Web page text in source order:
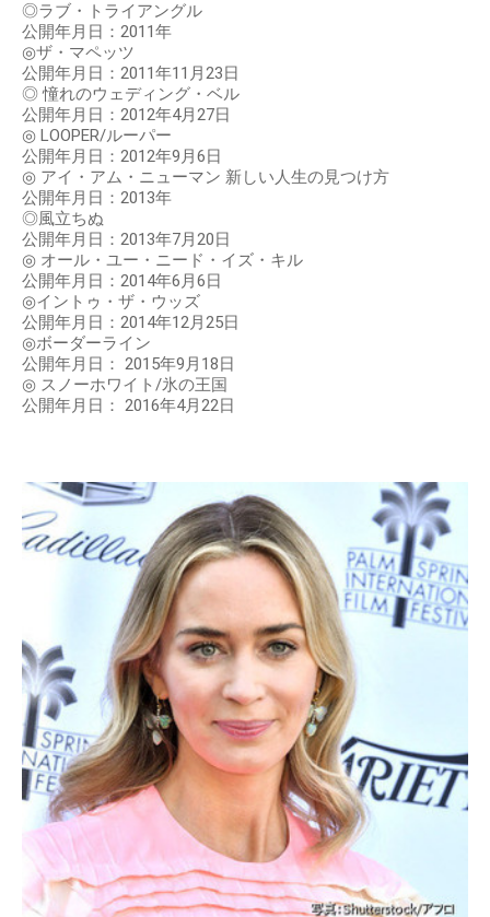
◎ラブ・トライアングル
公開年月日：2011年
◎ザ・マペッツ
公開年月日：2011年11月23日
◎ 憧れのウェディング・ベル
公開年月日：2012年4月27日
◎ LOOPER/ルーパー
公開年月日：2012年9月6日
◎ アイ・アム・ニューマン 新しい人生の見つけ方
公開年月日：2013年
◎風立ちぬ
公開年月日：2013年7月20日
◎ オール・ユー・ニード・イズ・キル
公開年月日：2014年6月6日
◎イントゥ・ザ・ウッズ
公開年月日：2014年12月25日
◎ボーダーライン
公開年月日： 2015年9月18日
◎ スノーホワイト/氷の王国
公開年月日： 2016年4月22日